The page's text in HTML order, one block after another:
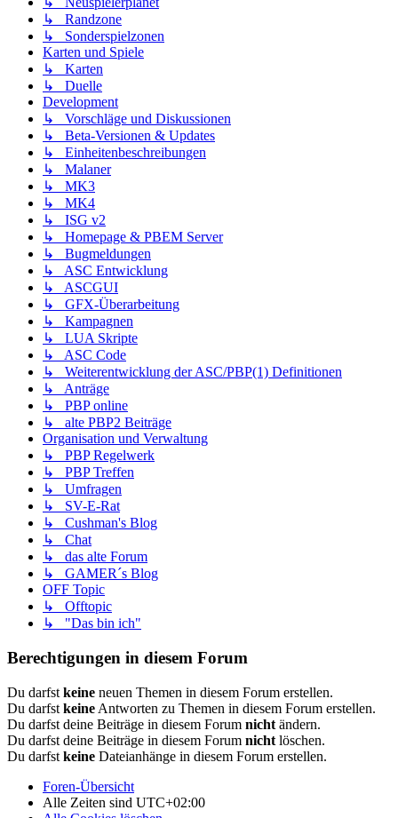
↳ Randzone
↳ Sonderspielzonen
Karten und Spiele
↳ Karten
↳ Duelle
Development
↳ Vorschläge und Diskussionen
↳ Beta-Versionen & Updates
↳ Einheitenbeschreibungen
↳ Malaner
↳ MK3
↳ MK4
↳ ISG v2
↳ Homepage & PBEM Server
↳ Bugmeldungen
↳ ASC Entwicklung
↳ ASCGUI
↳ GFX-Überarbeitung
↳ Kampagnen
↳ LUA Skripte
↳ ASC Code
↳ Weiterentwicklung der ASC/PBP(1) Definitionen
↳ Anträge
↳ PBP online
↳ alte PBP2 Beiträge
Organisation und Verwaltung
↳ PBP Regelwerk
↳ PBP Treffen
↳ Umfragen
↳ SV-E-Rat
↳ Cushman's Blog
↳ Chat
↳ das alte Forum
↳ GAMER´s Blog
OFF Topic
↳ Offtopic
↳ "Das bin ich"
Berechtigungen in diesem Forum
Du darfst keine neuen Themen in diesem Forum erstellen.
Du darfst keine Antworten zu Themen in diesem Forum erstellen.
Du darfst deine Beiträge in diesem Forum nicht ändern.
Du darfst deine Beiträge in diesem Forum nicht löschen.
Du darfst keine Dateianhänge in diesem Forum erstellen.
Foren-Übersicht
Alle Zeiten sind UTC+02:00